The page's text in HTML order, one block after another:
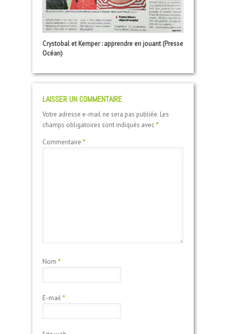
Crystobal et Kemper : apprendre en jouant (Presse
Océan)
LAISSER UN COMMENTAIRE
Votre adresse e-mail ne sera pas publiée. Les
champs obligatoires sont indiqués avec*
Commentaire *
Nom *
E-mail*